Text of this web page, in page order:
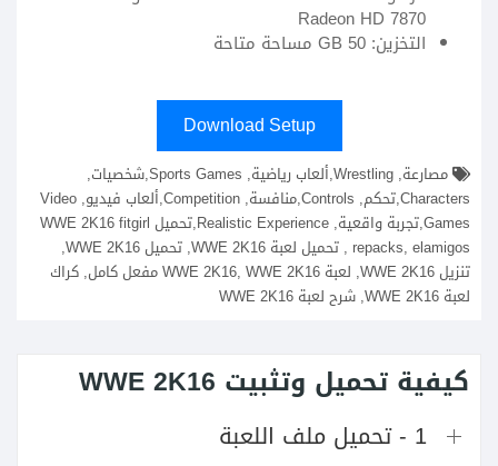
Radeon HD 7870
التخزين: 50 GB مساحة متاحة
Download Setup
مصارعة, Wrestling,ألعاب رياضية, Sports Games,شخصيات,
Characters,تحكم, Controls,منافسة, Competition,ألعاب فيديو, Video
Games,تجربة واقعية, Realistic Experience,تحميل WWE 2K16 fitgirl
repacks, elamigos , تحميل لعبة WWE 2K16, تحميل WWE 2K16,
تنزيل WWE 2K16, لعبة WWE 2K16, WWE 2K16 مفعل كامل, كراك
لعبة WWE 2K16, شرح لعبة WWE 2K16
كيفية تحميل وتثبيت WWE 2K16
1 - تحميل ملف اللعبة